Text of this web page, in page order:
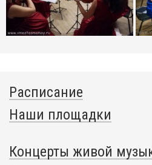
Расписание
Наши площадки
Концерты живой